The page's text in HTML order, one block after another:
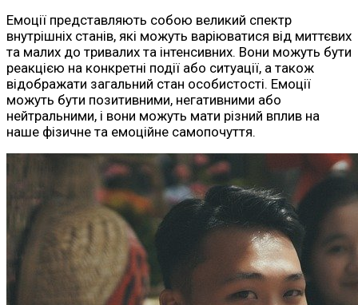
Емоції представляють собою великий спектр
внутрішніх станів, які можуть варіюватися від миттєвих
та малих до тривалих та інтенсивних. Вони можуть бути
реакцією на конкретні події або ситуації, а також
відображати загальний стан особистості. Емоції
можуть бути позитивними, негативними або
нейтральними, і вони можуть мати різний вплив на
наше фізичне та емоційне самопочуття.